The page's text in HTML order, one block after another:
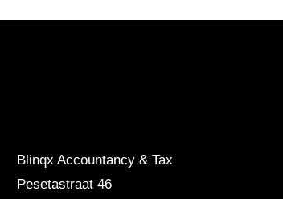
Blinqx Accountancy & Tax
Pesetastraat 46